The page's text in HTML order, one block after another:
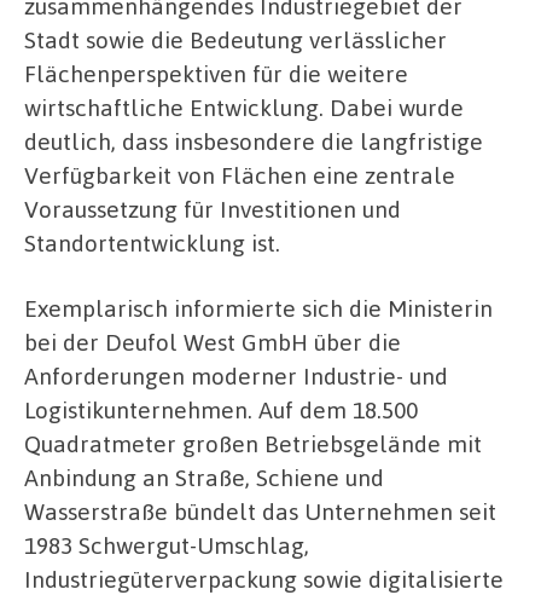
Stadt sowie die Bedeutung verlässlicher
Flächenperspektiven für die weitere
wirtschaftliche Entwicklung. Dabei wurde
deutlich, dass insbesondere die langfristige
Verfügbarkeit von Flächen eine zentrale
Voraussetzung für Investitionen und
Standortentwicklung ist.
Exemplarisch informierte sich die Ministerin
bei der Deufol West GmbH über die
Anforderungen moderner Industrie- und
Logistikunternehmen. Auf dem 18.500
Quadratmeter großen Betriebsgelände mit
Anbindung an Straße, Schiene und
Wasserstraße bündelt das Unternehmen seit
1983 Schwergut-Umschlag,
Industriegüterverpackung sowie digitalisierte